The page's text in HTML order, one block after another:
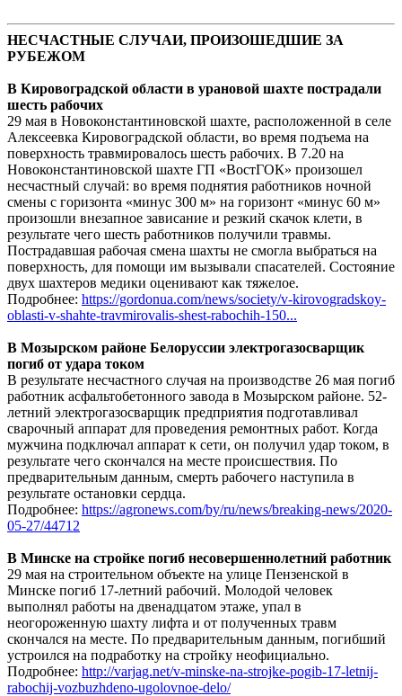
НЕСЧАСТНЫЕ СЛУЧАИ, ПРОИЗОШЕДШИЕ ЗА
РУБЕЖОМ
В Кировоградской области в урановой шахте пострадали
шесть рабочих
29 мая в Новоконстантиновской шахте, расположенной в селе
Алексеевка Кировоградской области, во время подъема на
поверхность травмировалось шесть рабочих. В 7.20 на
Новоконстантиновской шахте ГП «ВостГОК» произошел
несчастный случай: во время поднятия работников ночной
смены с горизонта «минус 300 м» на горизонт «минус 60 м»
произошли внезапное зависание и резкий скачок клети, в
результате чего шесть работников получили травмы.
Пострадавшая рабочая смена шахты не смогла выбраться на
поверхность, для помощи им вызывали спасателей. Состояние
двух шахтеров медики оценивают как тяжелое.
Подробнее: https://gordonua.com/news/society/v-kirovogradskoy-
oblasti-v-shahte-travmirovalis-shest-rabochih-150...
В Мозырском районе Белоруссии электрогазосварщик
погиб от удара током
В результате несчастного случая на производстве 26 мая погиб
работник асфальтобетонного завода в Мозырском районе. 52-
летний электрогазосварщик предприятия подготавливал
сварочный аппарат для проведения ремонтных работ. Когда
мужчина подключал аппарат к сети, он получил удар током, в
результате чего скончался на месте происшествия. По
предварительным данным, смерть рабочего наступила в
результате остановки сердца.
Подробнее: https://agronews.com/by/ru/news/breaking-news/2020-
05-27/44712
В Минске на стройке погиб несовершеннолетний работник
29 мая на строительном объекте на улице Пензенской в
Минске погиб 17-летний рабочий. Молодой человек
выполнял работы на двенадцатом этаже, упал в
неогороженную шахту лифта и от полученных травм
скончался на месте. По предварительным данным, погибший
устроился на подработку на стройку неофициально.
Подробнее: http://varjag.net/v-minske-na-strojke-pogib-17-letnij-
rabochij-vozbuzhdeno-ugolovnoe-delo/